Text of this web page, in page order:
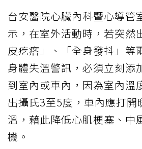
台安醫院心臟內科暨心導管
示，在室外活動時，若突然
皮疙瘩」、「全身發抖」等
身體失溫警訊，必須立刻添
到室內或車內，因為室內溫
出攝氏3至5度，車內應打開
溫，藉此降低心肌梗塞、中
機。